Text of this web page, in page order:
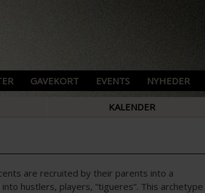
GAVEKORT EVENTS NYHEDER
KALENDER
are recruited by their parents into a
hustlers, players, “tigueres”. This archetype